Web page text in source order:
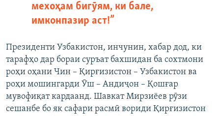
мехоҳам бигӯям, ки бале,
имконпазир аст!”
Президенти Узбакистон, инчунин, хабар дод, ки
тарафҳо дар бораи суръат бахшидан ба сохтмони
роҳи оҳани Чин – Қирғизистон – Узбакистон ва
роҳи мошингарди Ӯш – Андиҷон – Қошғар
мувофиқат кардаанд. Шавкат Мирзиёев рӯзи
сешанбе бо як сафари расмӣ вориди Қирғизистон